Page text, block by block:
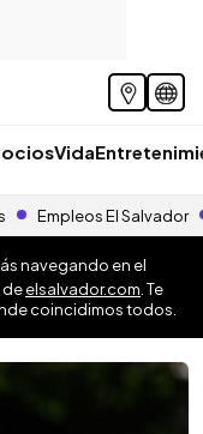
Vida
Empleos El Salvador
navegando en el
deelsalvador.com . Te
coincidimos todos.